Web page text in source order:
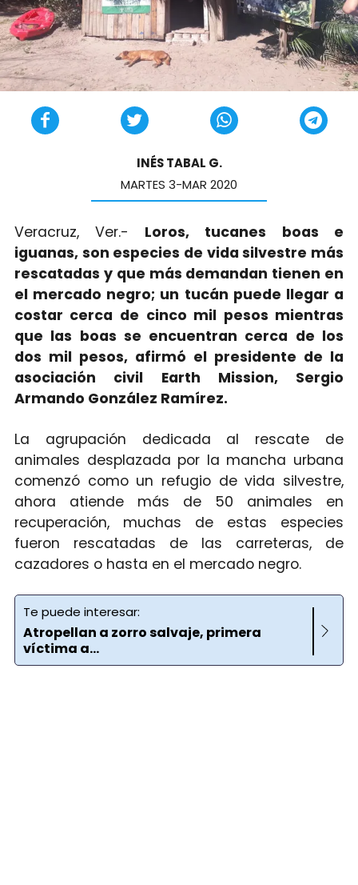
INÉS TABAL G.
MARTES 3-MAR 2020
Veracruz, Ver.- Loros, tucanes boas e
iguanas, son especies de vida silvestre más
rescatadas y que más demandan tienen en
el mercado negro; un tucán puede llegar a
costar cerca de cinco mil pesos mientras
que las boas se encuentran cerca de los
dos mil pesos, afirmó el presidente de la
asociación civil Earth Mission, Sergio
Armando González Ramírez.
La agrupación dedicada al rescate de
animales desplazada por la mancha urbana
comenzó como un refugio de vida silvestre,
ahora atiende más de 50 animales en
recuperación, muchas de estas especies
fueron rescatadas de las carreteras, de
cazadores o hasta en el mercado negro.
Te puede interesar:
Atropellan a zorro salvaje, primera
víctima a...